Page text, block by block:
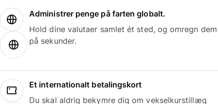
Administrer penge på farten globalt.
Hold dine valutaer samlet ét sted, og omregn dem
på sekunder.
Et internationalt betalingskort
Du skal aldrig bekymre dig om vekselkurstillæg